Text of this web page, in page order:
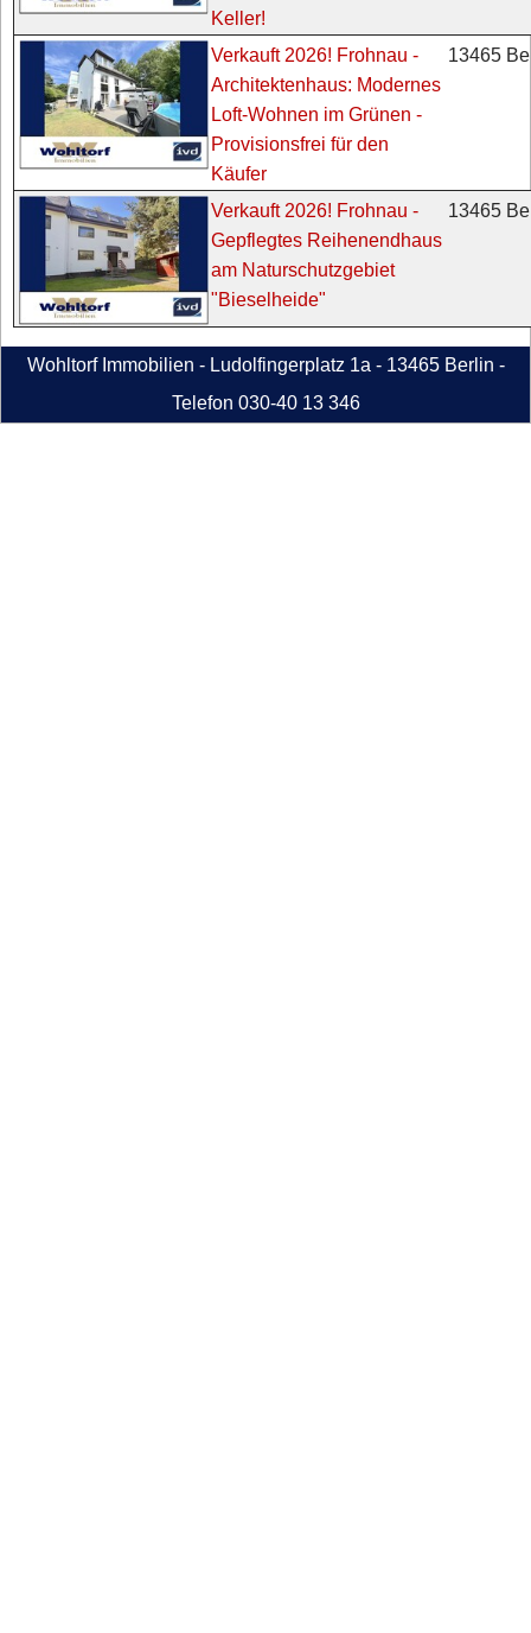
Keller!
Verkauft 2026! Frohnau -
Architektenhaus: Modernes
Loft-Wohnen im Grünen -
Provisionsfrei für den
Käufer
13465
Verkauft 2026! Frohnau -
Gepflegtes Reihenendhaus
am Naturschutzgebiet
"Bieselheide"
13465
Wohltorf Immobilien - Ludolfingerplatz 1a - 13465 Berlin -
Telefon 030-40 13 346